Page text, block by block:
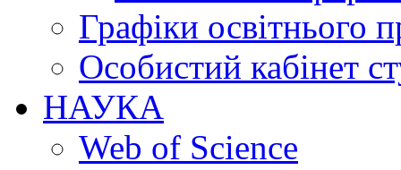
Графіки освітнього
Особистий кабінет
НАУКА
Web of Science